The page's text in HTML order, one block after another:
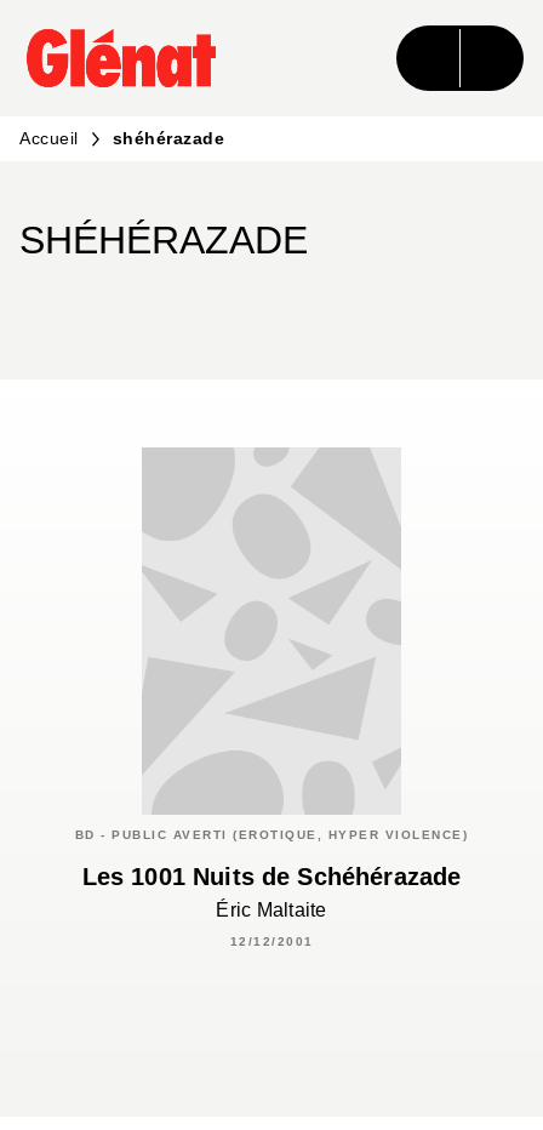
MENU RECHERCHE CONTENU
PIED DE PAGE
Accueil shéhérazade
SHÉHÉRAZADE
BD - PUBLIC AVERTI (EROTIQUE, HYPER VIOLENCE)
Les 1001 Nuits de Schéhérazade
Éric Maltaite
12/12/2001